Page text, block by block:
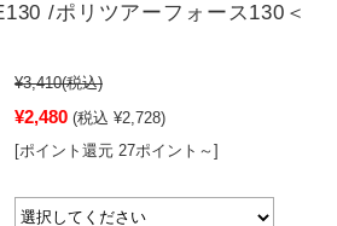
/ポリツアーフォース130＜
¥3,410(税込)
¥2,480 (税込 ¥2,728)
[ポイント還元 27ポイント～]